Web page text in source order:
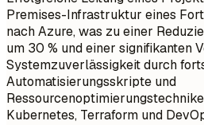
Premises-Infrastruktur eines
nach Azure, was zu einer
um 30 % und einer signifikanten
Systemzuverlässigkeit durch
Automatisierungsskripte und
Kubernetes, Terraform und